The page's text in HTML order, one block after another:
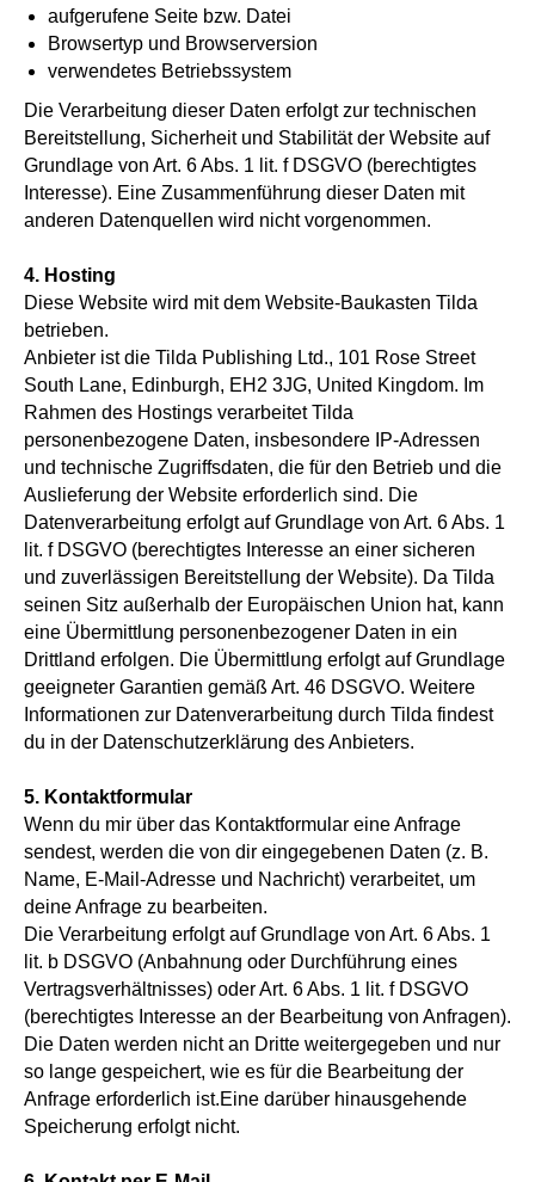
aufgerufene Seite bzw. Datei
Browsertyp und Browserversion
verwendetes Betriebssystem
Die Verarbeitung dieser Daten erfolgt zur technischen
Bereitstellung, Sicherheit und Stabilität der Website auf
Grundlage von Art. 6 Abs. 1 lit. f DSGVO (berechtigtes
Interesse). Eine Zusammenführung dieser Daten mit
anderen Datenquellen wird nicht vorgenommen.
4. Hosting
Diese Website wird mit dem Website-Baukasten Tilda
betrieben.
Anbieter ist die Tilda Publishing Ltd., 101 Rose Street
South Lane, Edinburgh, EH2 3JG, United Kingdom. Im
Rahmen des Hostings verarbeitet Tilda
personenbezogene Daten, insbesondere IP-Adressen
und technische Zugriffsdaten, die für den Betrieb und die
Auslieferung der Website erforderlich sind. Die
Datenverarbeitung erfolgt auf Grundlage von Art. 6 Abs. 1
lit. f DSGVO (berechtigtes Interesse an einer sicheren
und zuverlässigen Bereitstellung der Website). Da Tilda
seinen Sitz außerhalb der Europäischen Union hat, kann
eine Übermittlung personenbezogener Daten in ein
Drittland erfolgen. Die Übermittlung erfolgt auf Grundlage
geeigneter Garantien gemäß Art. 46 DSGVO. Weitere
Informationen zur Datenverarbeitung durch Tilda findest
du in der Datenschutzerklärung des Anbieters.
5. Kontaktformular
Wenn du mir über das Kontaktformular eine Anfrage
sendest, werden die von dir eingegebenen Daten (z. B.
Name, E-Mail-Adresse und Nachricht) verarbeitet, um
deine Anfrage zu bearbeiten.
Die Verarbeitung erfolgt auf Grundlage von Art. 6 Abs. 1
lit. b DSGVO (Anbahnung oder Durchführung eines
Vertragsverhältnisses) oder Art. 6 Abs. 1 lit. f DSGVO
(berechtigtes Interesse an der Bearbeitung von Anfragen).
Die Daten werden nicht an Dritte weitergegeben und nur
so lange gespeichert, wie es für die Bearbeitung der
Anfrage erforderlich ist.Eine darüber hinausgehende
Speicherung erfolgt nicht.